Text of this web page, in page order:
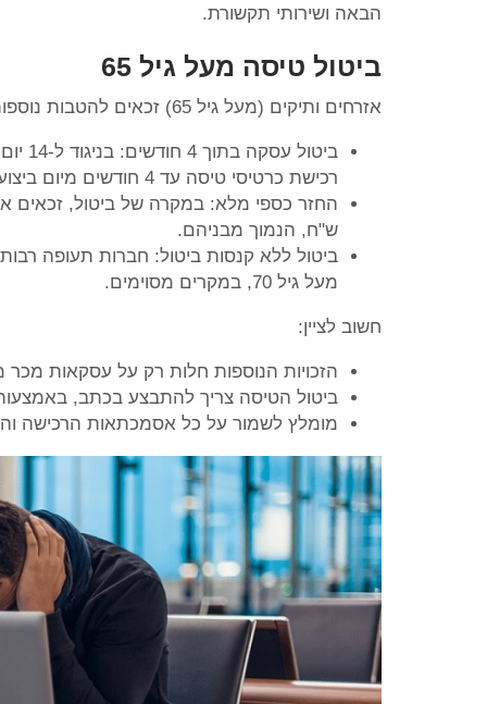
הבאה ושירותי תקשורת.
ביטול טיסה מעל גיל 65
אזרחים ותיקים (מעל גיל 65) זכאים להטבות נוספות בעת ביטול טיסה:
רכישת כרטיסי טיסה עד 4 חודשים מיום ביצוע העסקה.
ש"ח, הנמוך מבניהם.
ביטול ללא קנסות ביטול: חברות תעופה
מעל גיל 70, במקרים מסוימים.
חשוב לציין:
הזכויות הנוספות חלות רק על עסקאות מכר
ביטול הטיסה צריך להתבצע בכתב,
מומלץ לשמור על כל אסמכתאות הרכישה